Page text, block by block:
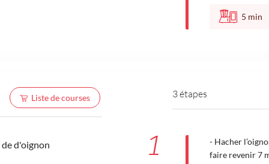
5 min
Liste de courses
de d'oignon
3 étapes
1
- Hacher
faire revenir 7